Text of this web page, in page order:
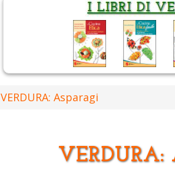
VERDURA: Asparagi
VERDURA: